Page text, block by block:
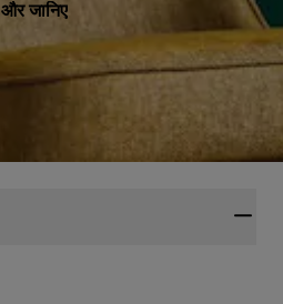
और जानिए